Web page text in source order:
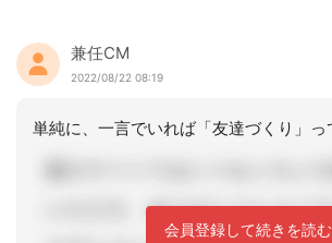
兼任CM
2022/08/22 08:19
会員登録して続きを読む